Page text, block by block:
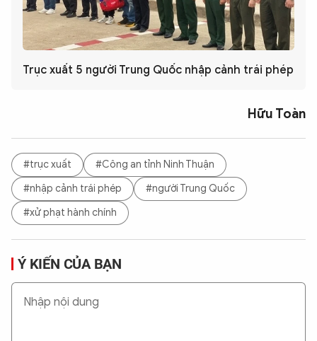
Trục xuất 5 người Trung Quốc nhập cảnh trái phép
Hữu Toàn
#trục xuất
#Công an tỉnh Ninh Thuận
#nhập cảnh trái phép
#người Trung Quốc
#xử phạt hành chính
Ý KIẾN CỦA BẠN